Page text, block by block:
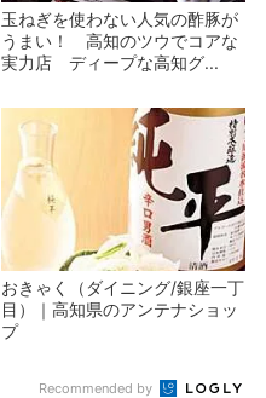
玉ねぎを使わない人気の酢豚が
うまい！ 高知のツウでコアな
実力店 ディープな高知グ...
おきゃく（ダイニング/銀座一丁
目）｜高知県のアンテナショッ
プ
Recommended by